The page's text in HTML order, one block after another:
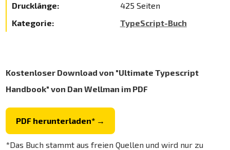
Drucklänge:
425 Seiten
Kategorie:
TypeScript-Buch
Kostenloser Download von "Ultimate Typescript
Handbook" von Dan Wellman im PDF
PDF herunterladen* →
*Das Buch stammt aus freien Quellen und wird nur zu